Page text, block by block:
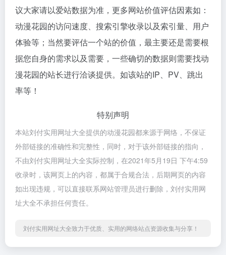
议大家请以爱站数据为准，更多网站价值评估因素如：
动漫花园的访问速度、搜索引擎收录以及索引量、用户
体验等；当然要评估一个站的价值，最主要还是需要根
据您自身的需求以及需要，一些确切的数据则需要找动
漫花园的站长进行洽谈提供。如该站的IP、PV、跳出
率等！
特别声明
本站刘付实用网址大全提供的动漫花园都来源于网络，不保证
外部链接的准确性和完整性，同时，对于该外部链接的指向，
不由刘付实用网址大全实际控制，在2021年5月19日 下午4:59
收录时，该网页上的内容，都属于合规合法，后期网页的内容
如出现违规，可以直接联系网站管理员进行删除，刘付实用网
址大全不承担任何责任。
刘付实用网址大全致力于优质、实用的网络站点资源收集与分享！